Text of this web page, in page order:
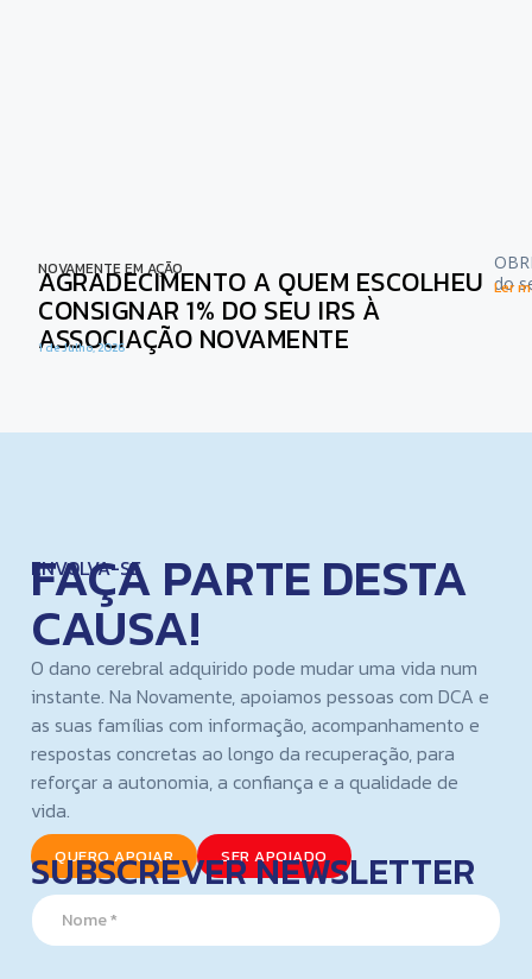
NOVAMENTE EM AÇÃO
AGRADECIMENTO A QUEM ESCOLHEU
CONSIGNAR 1% DO SEU IRS À
ASSOCIAÇÃO NOVAMENTE
1 de Julho, 2026
do
Ler
ENVOLVA-SE
FAÇA PARTE DESTA
CAUSA!
O dano cerebral adquirido pode mudar uma vida num
instante. Na Novamente, apoiamos pessoas com DCA e
as suas famílias com informação, acompanhamento e
respostas concretas ao longo da recuperação, para
reforçar a autonomia, a confiança e a qualidade de
vida.
QUERO APOIAR SER APOIADO
SUBSCREVER NEWSLETTER
N
a
m